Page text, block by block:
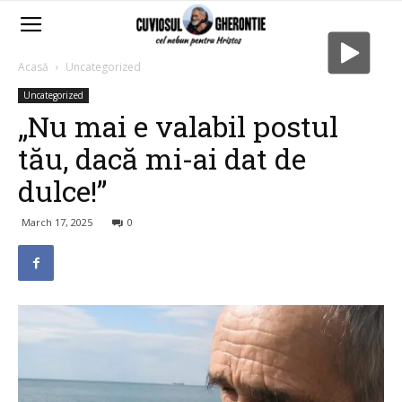
Acasă Uncategorized
Uncategorized
„Nu mai e valabil postul
tău, dacă mi-ai dat de
dulce!”
March 17, 2025 0